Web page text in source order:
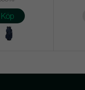
Köp